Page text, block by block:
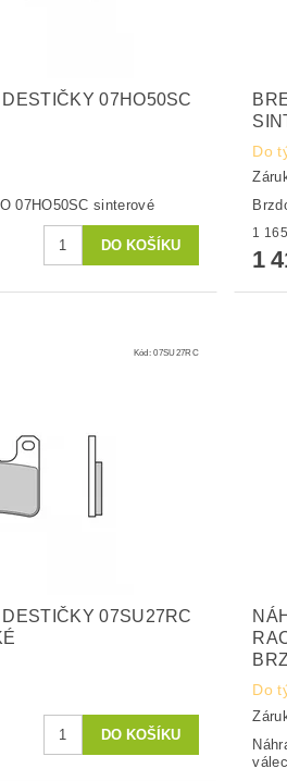
07HO50SC
07HO50SC sinterové
Do
1
Kód:07SU27RC
07SU27RC
Do